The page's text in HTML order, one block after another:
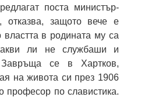
поста министър-
отказва, защото вече е
властта в родината му са
ли не службаши и
Завръща се в Хартков,
на живота си през 1906
професор по славистика.